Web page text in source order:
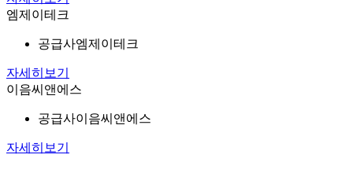
엠제이테크
공급사엠제이테크
자세히보기
이음씨앤에스
공급사이음씨앤에스
자세히보기